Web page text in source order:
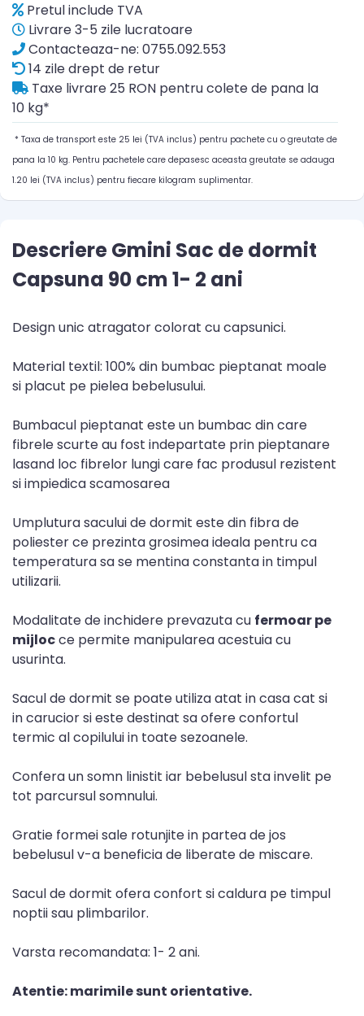
Pretul include TVA
Livrare 3-5 zile lucratoare
Contacteaza-ne: 0755.092.553
14 zile drept de retur
Taxe livrare 25 RON pentru colete de pana la
10 kg*
* Taxa de transport este 25 lei (TVA inclus) pentru pachete cu o greutate de
pana la 10 kg. Pentru pachetele care depasesc aceasta greutate se adauga
1.20 lei (TVA inclus) pentru fiecare kilogram suplimentar.
Descriere Gmini Sac de dormit
Capsuna 90 cm 1- 2 ani
Design unic atragator colorat cu capsunici.
Material textil: 100% din bumbac pieptanat moale
si placut pe pielea bebelusului.
Bumbacul pieptanat este un bumbac din care
fibrele scurte au fost indepartate prin pieptanare
lasand loc fibrelor lungi care fac produsul rezistent
si impiedica scamosarea
Umplutura sacului de dormit este din fibra de
poliester ce prezinta grosimea ideala pentru ca
temperatura sa se mentina constanta in timpul
utilizarii.
Modalitate de inchidere prevazuta cu fermoar pe
mijlocce permite manipularea acestuia cu
usurinta.
Sacul de dormit se poate utiliza atat in casa cat si
in carucior si este destinat sa ofere confortul
termic al copilului in toate sezoanele.
Confera un somn linistit iar bebelusul sta invelit pe
tot parcursul somnului.
Gratie formei sale rotunjite in partea de jos
bebelusul v-a beneficia de liberate de miscare.
Sacul de dormit ofera confort si caldura pe timpul
noptii sau plimbarilor.
Varsta recomandata: 1- 2 ani.
Atentie: marimile sunt orientative.